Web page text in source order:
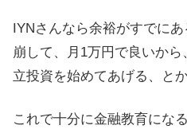
IYNさんなら余裕がすでに
崩して、月1万円で良いか
立投資を始めてあげる、と
これで十分に金融教育になる